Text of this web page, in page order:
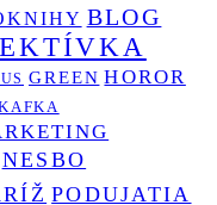
BLOG
GREEN HOROR
NESBO
PODUJATIA